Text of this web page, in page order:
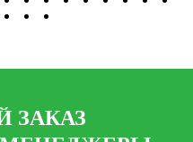
ЗАКАЗ